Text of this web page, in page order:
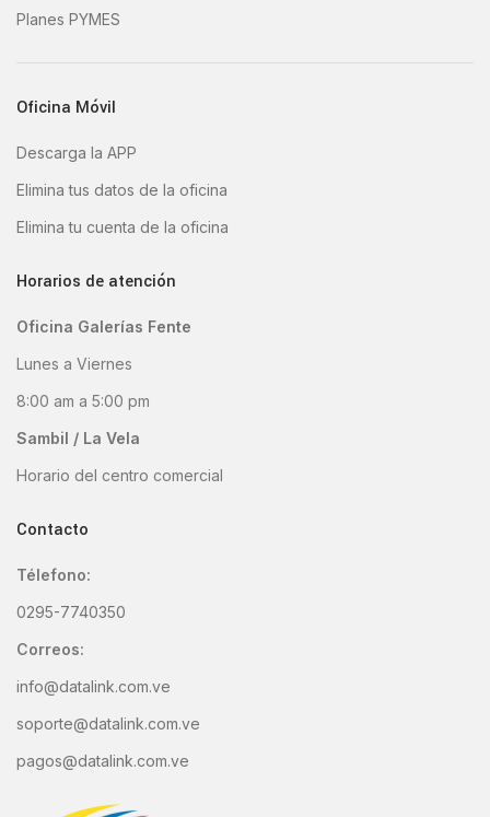
Planes PYMES
Oficina Móvil
Descarga la APP
Elimina tus datos de la oficina
Elimina tu cuenta de la oficina
Horarios de atención
Oficina Galerías Fente
Lunes a Viernes
8:00 am a 5:00 pm
Sambil / La Vela
Horario del centro comercial
Contacto
Télefono:
0295-7740350
Correos:
info@datalink.com.ve
soporte@datalink.com.ve
pagos@datalink.com.ve